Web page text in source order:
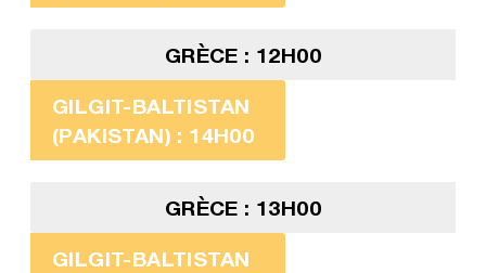
GRÈCE : 12H00
GILGIT-BALTISTAN
(PAKISTAN) : 14H00
GRÈCE : 13H00
GILGIT-BALTISTAN